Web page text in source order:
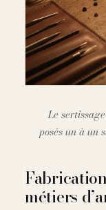
Le
posés un à un
métiers